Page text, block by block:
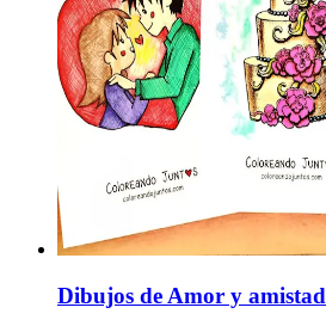
Dibujos de Amor y amistad